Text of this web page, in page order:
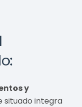
y
situado integra